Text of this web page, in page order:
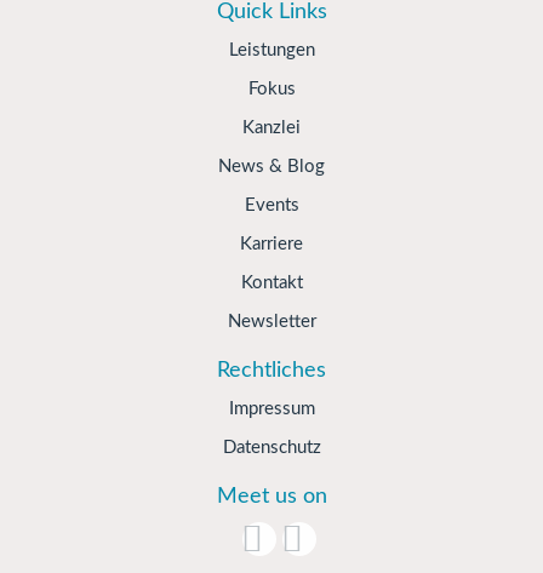
Quick Links
Leistungen
Fokus
Kanzlei
News & Blog
Events
Karriere
Kontakt
Newsletter
Rechtliches
Impressum
Datenschutz
Meet us on